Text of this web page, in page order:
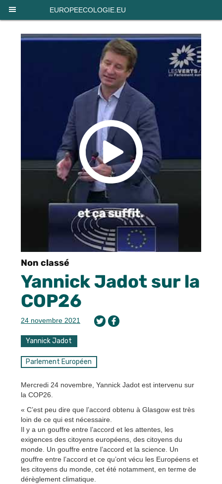
EUROPEECOLOGIE.EU
Non classé
Yannick Jadot sur la
COP26
24 novembre 2021
Yannick Jadot
Parlement Européen
Mercredi 24 novembre, Yannick Jadot est intervenu sur
la COP26.
« C’est peu dire que l’accord obtenu à Glasgow est très
loin de ce qui est nécessaire.
Il y a un gouffre entre l’accord et les attentes, les
exigences des citoyens européens, des citoyens du
monde. Un gouffre entre l’accord et la science. Un
gouffre entre l’accord et ce qu’ont vécu les Européens et
les citoyens du monde, cet été notamment, en terme de
dérèglement climatique.